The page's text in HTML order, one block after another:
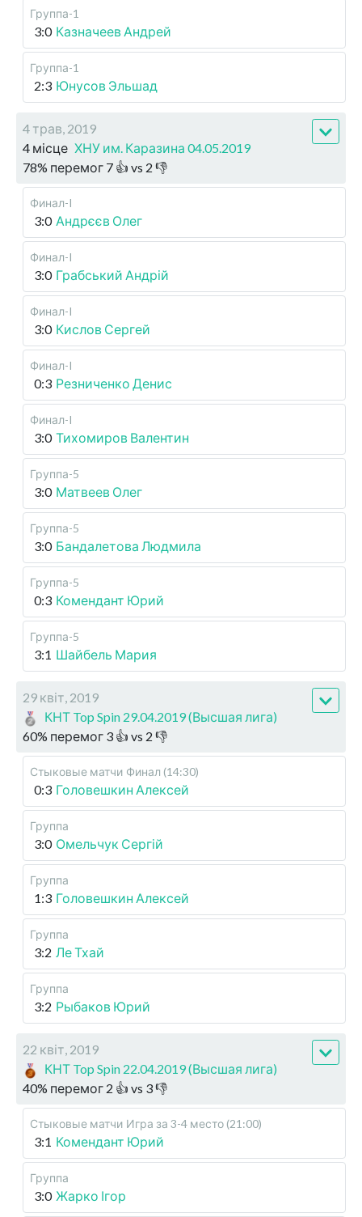
Группа-1
3:0 Казначеев Андрей
Группа-1
2:3 Юнусов Эльшад
4 трав, 2019
4 місце ХНУ им. Каразина 04.05.2019
78% перемог 7 👍 vs 2 👎
Финал-I
3:0 Андрєєв Олег
Финал-I
3:0 Грабський Андрій
Финал-I
3:0 Кислов Сергей
Финал-I
0:3 Резниченко Денис
Финал-I
3:0 Тихомиров Валентин
Группа-5
3:0 Матвеев Олег
Группа-5
3:0 Бандалетова Людмила
Группа-5
0:3 Комендант Юрий
Группа-5
3:1 Шайбель Мария
29 квіт, 2019
КНТ Top Spin 29.04.2019 (Высшая лига)
60% перемог 3 👍 vs 2 👎
Стыковые матчи Финал (14:30)
0:3 Головешкин Алексей
Группа
3:0 Омельчук Сергій
Группа
1:3 Головешкин Алексей
Группа
3:2 Ле Тхай
Группа
3:2 Рыбаков Юрий
22 квіт, 2019
КНТ Top Spin 22.04.2019 (Высшая лига)
40% перемог 2 👍 vs 3👎
Стыковые матчи Игра за 3-4 место (21:00)
3:1 Комендант Юрий
Группа
3:0 Жарко Ігор